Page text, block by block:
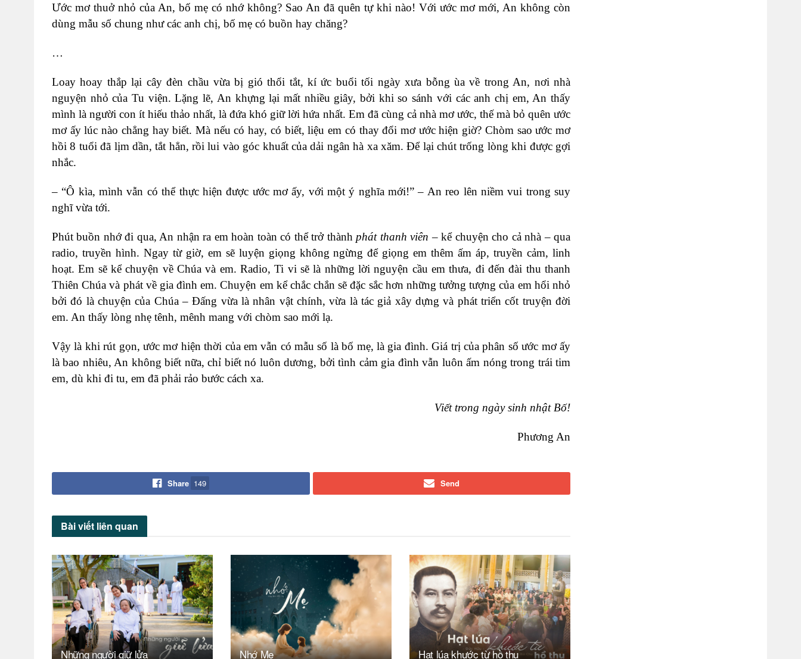
Ước mơ thuở nhỏ của An, bố mẹ có nhớ không? Sao An đã quên tự khi nào! Với ước mơ mới, An không còn
dùng mẫu số chung như các anh chị, bố mẹ có buồn hay chăng?
…
Loay hoay thắp lại cây đèn chầu vừa bị gió thổi tắt, kí ức buổi tối ngày xưa bỗng ùa về trong An, nơi nhà
nguyện nhỏ của Tu viện. Lặng lẽ, An khựng lại mất nhiều giây, bởi khi so sánh với các anh chị em, An thấy
mình là người con ít hiếu thảo nhất, là đứa khó giữ lời hứa nhất. Em đã cùng cả nhà mơ ước, thế mà bỏ quên ước
mơ ấy lúc nào chẳng hay biết. Mà nếu có hay, có biết, liệu em có thay đổi mơ ước hiện giờ? Chòm sao ước mơ
hồi 8 tuổi đã lịm dần, tắt hẳn, rồi lui vào góc khuất của dải ngân hà xa xăm. Để lại chút trống lòng khi được gợi
nhắc.
– “Ô kìa, mình vẫn có thể thực hiện được ước mơ ấy, với một ý nghĩa mới!” – An reo lên niềm vui trong suy
nghĩ vừa tới.
Phút buồn nhớ đi qua, An nhận ra em hoàn toàn có thể trở thành phát thanh viên – kể chuyện cho cả nhà – qua
radio, truyền hình. Ngay từ giờ, em sẽ luyện giọng không ngừng để giọng em thêm ấm áp, truyền cảm, linh
hoạt. Em sẽ kể chuyện về Chúa và em. Radio, Ti vi sẽ là những lời nguyện cầu em thưa, đi đến đài thu thanh
Thiên Chúa và phát về gia đình em. Chuyện em kể chắc chắn sẽ đặc sắc hơn những tưởng tượng của em hổi nhỏ
bởi đó là chuyện của Chúa – Đấng vừa là nhân vật chính, vừa là tác giả xây dựng và phát triển cốt truyện đời
em. An thấy lòng nhẹ tênh, mênh mang với chòm sao mới lạ.
Vậy là khi rút gọn, ước mơ hiện thời của em vẫn có mẫu số là bố mẹ, là gia đình. Giá trị của phân số ước mơ ấy
là bao nhiêu, An không biết nữa, chỉ biết nó luôn dương, bởi tình cảm gia đình vẫn luôn ấm nóng trong trái tim
em, dù khi đi tu, em đã phải rảo bước cách xa.
Viết trong ngày sinh nhật Bố!
Phương An
Share 149 Send
Bài viết liên quan
Những người giữ lửa Nhớ Mẹ Hạt lúa khước từ hồ thu